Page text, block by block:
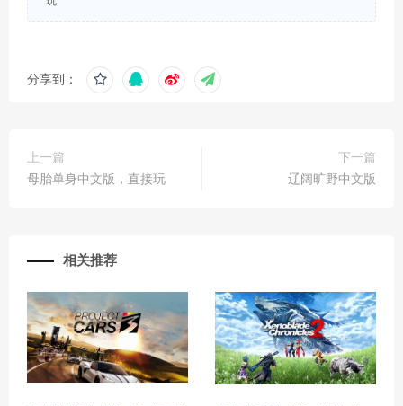
分享到：
上一篇
母胎单身中文版，直接玩
下一篇
辽阔旷野中文版
相关推荐